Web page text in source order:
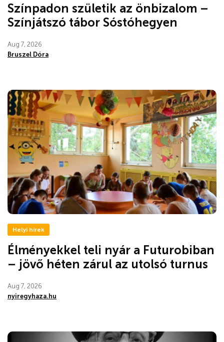
Színpadon születik az önbizalom –
Színjátszó tábor Sóstóhegyen
Aug 7, 2026
Bruszel Dóra
Helyi hírek
Élményekkel teli nyár a Futurobiban
– jövő héten zárul az utolsó turnus
Aug 7, 2026
nyiregyhaza.hu